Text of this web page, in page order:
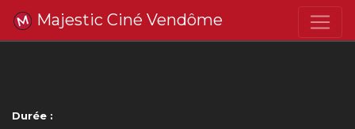
Majestic Ciné Vendôme
Durée :